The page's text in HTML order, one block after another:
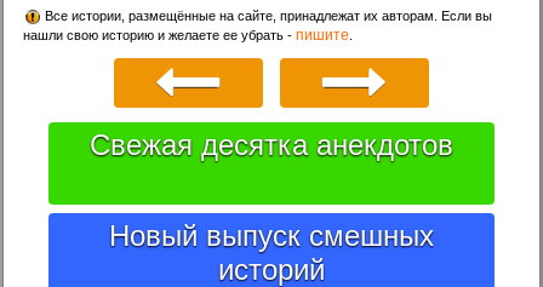
Все истории, размещённые на сайте, принадлежат их авторам. Если вы
нашли свою историю и желаете ее убрать -пишите
Свежая десятка анекдотов
Новый выпуск смешных
историй